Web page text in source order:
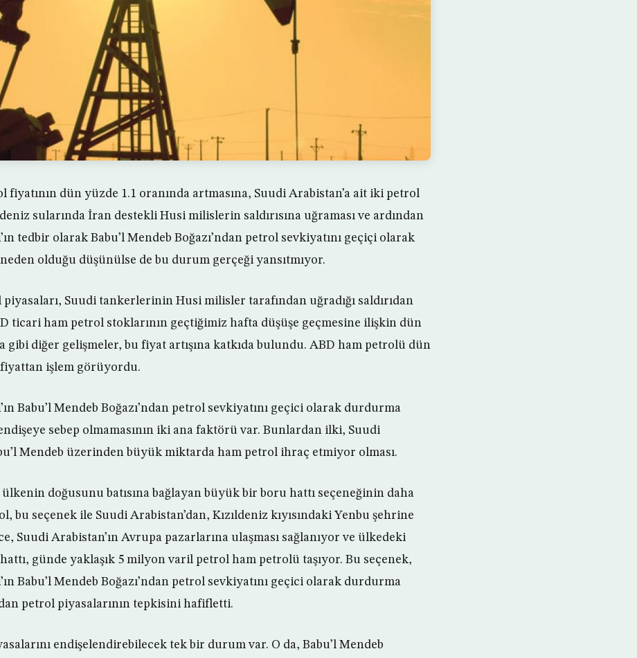
fiyatının dün yüzde 1.1 oranında artmasına, Suudi Arabistan’a ait iki petrol
sularında İran destekli Husi milislerin saldırısına uğraması ve ardından
tedbir olarak Babu’l Mendeb Boğazı’ndan petrol sevkiyatını geçiçi olarak
olduğu düşünülse de bu durum gerçeği yansıtmıyor.
Suudi tankerlerinin Husi milisler tarafından uğradığı saldırıdan
ticari ham petrol stoklarının geçtiğimiz hafta düşüşe geçmesine ilişkin dün
gibi diğer gelişmeler, bu fiyat artışına katkıda bulundu. ABD ham petrolü dün
fiyattan işlem görüyordu.
Babu’l Mendeb Boğazı’ndan petrol sevkiyatını geçici olarak durdurma
sebep olmamasının iki ana faktörü var. Bunlardan ilki, Suudi
Mendeb üzerinden büyük miktarda ham petrol ihraç etmiyor olması.
doğusunu batısına bağlayan büyük bir boru hattı seçeneğinin daha
bu seçenek ile Suudi Arabistan’dan, Kızıldeniz kıyısındaki Yenbu şehrine
Suudi Arabistan’ın Avrupa pazarlarına ulaşması sağlanıyor ve ülkedeki
günde yaklaşık 5 milyon varil petrol ham petrolü taşıyor. Bu seçenek,
Babu’l Mendeb Boğazı’ndan petrol sevkiyatını geçici olarak durdurma
petrol piyasalarının tepkisini hafifletti.
endişelendirebilecek tek bir durum var. O da, Babu’l Mendeb